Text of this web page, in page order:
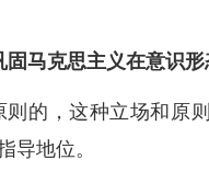
马克思主义在意识
的，这种立场和原
导地位。